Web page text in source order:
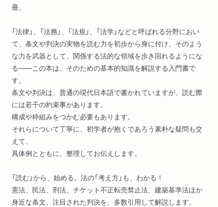
冊。
「法律」、「法務」、「法規」、「法学」などと呼ばれる分野におい
て、条文や判決の実物を読む力を初歩から身に付け、そのよう
な力を武器として、関係する法的な領域を歩き回れるようにな
る――この本は、そのための基本的知識を解説する入門書で
す。
条文や判決は、普通の現代日本語で書かれていますが、読む際
には若干の約束事があります。
構成や枠組みをつかむ必要もあります。
それらについて丁寧に、初学者が抱くであろう素朴な疑問も交
えて、
具体例とともに、整理してお伝えします。
「読む」から、始める。法の「考え方」も、わかる！
憲法、民法、刑法、チケット不正転売禁止法、建築基準法ほか
身近な条文、注目された判決を、多数引用して解説します。